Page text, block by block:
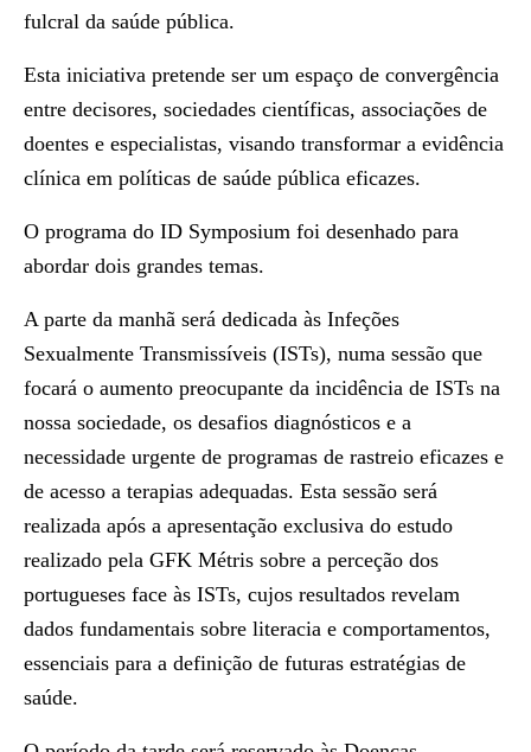
fulcral da saúde pública.
Esta iniciativa pretende ser um espaço de convergência
entre decisores, sociedades científicas, associações de
doentes e especialistas, visando transformar a evidência
clínica em políticas de saúde pública eficazes.
O programa do ID Symposium foi desenhado para
abordar dois grandes temas.
A parte da manhã será dedicada às Infeções
Sexualmente Transmissíveis (ISTs), numa sessão que
focará o aumento preocupante da incidência de ISTs na
nossa sociedade, os desafios diagnósticos e a
necessidade urgente de programas de rastreio eficazes e
de acesso a terapias adequadas. Esta sessão será
realizada após a apresentação exclusiva do estudo
realizado pela GFK Métris sobre a perceção dos
portugueses face às ISTs, cujos resultados revelam
dados fundamentais sobre literacia e comportamentos,
essenciais para a definição de futuras estratégias de
saúde.